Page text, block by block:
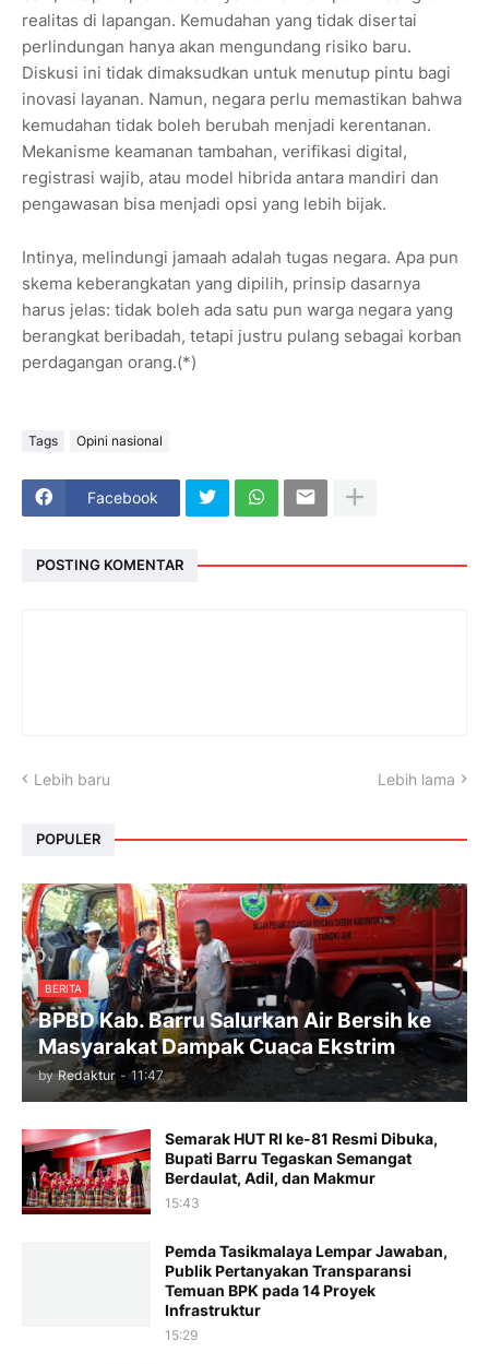
realitas di lapangan. Kemudahan yang tidak disertai
perlindungan hanya akan mengundang risiko baru.
Diskusi ini tidak dimaksudkan untuk menutup pintu bagi
inovasi layanan. Namun, negara perlu memastikan bahwa
kemudahan tidak boleh berubah menjadi kerentanan.
Mekanisme keamanan tambahan, verifikasi digital,
registrasi wajib, atau model hibrida antara mandiri dan
pengawasan bisa menjadi opsi yang lebih bijak.
Intinya, melindungi jamaah adalah tugas negara. Apa pun
skema keberangkatan yang dipilih, prinsip dasarnya
harus jelas: tidak boleh ada satu pun warga negara yang
berangkat beribadah, tetapi justru pulang sebagai korban
perdagangan orang.(*)
Tags Opini nasional
Facebook
POSTING KOMENTAR
Lebih baru Lebih lama
POPULER
BERITA
BPBD Kab. Barru Salurkan Air Bersih ke
Masyarakat Dampak Cuaca Ekstrim
by Redaktur - 11:47
Semarak HUT RI ke-81 Resmi Dibuka,
Bupati Barru Tegaskan Semangat
Berdaulat, Adil, dan Makmur
15:43
Pemda Tasikmalaya Lempar Jawaban,
Publik Pertanyakan Transparansi
Temuan BPK pada 14 Proyek
Infrastruktur
15:29